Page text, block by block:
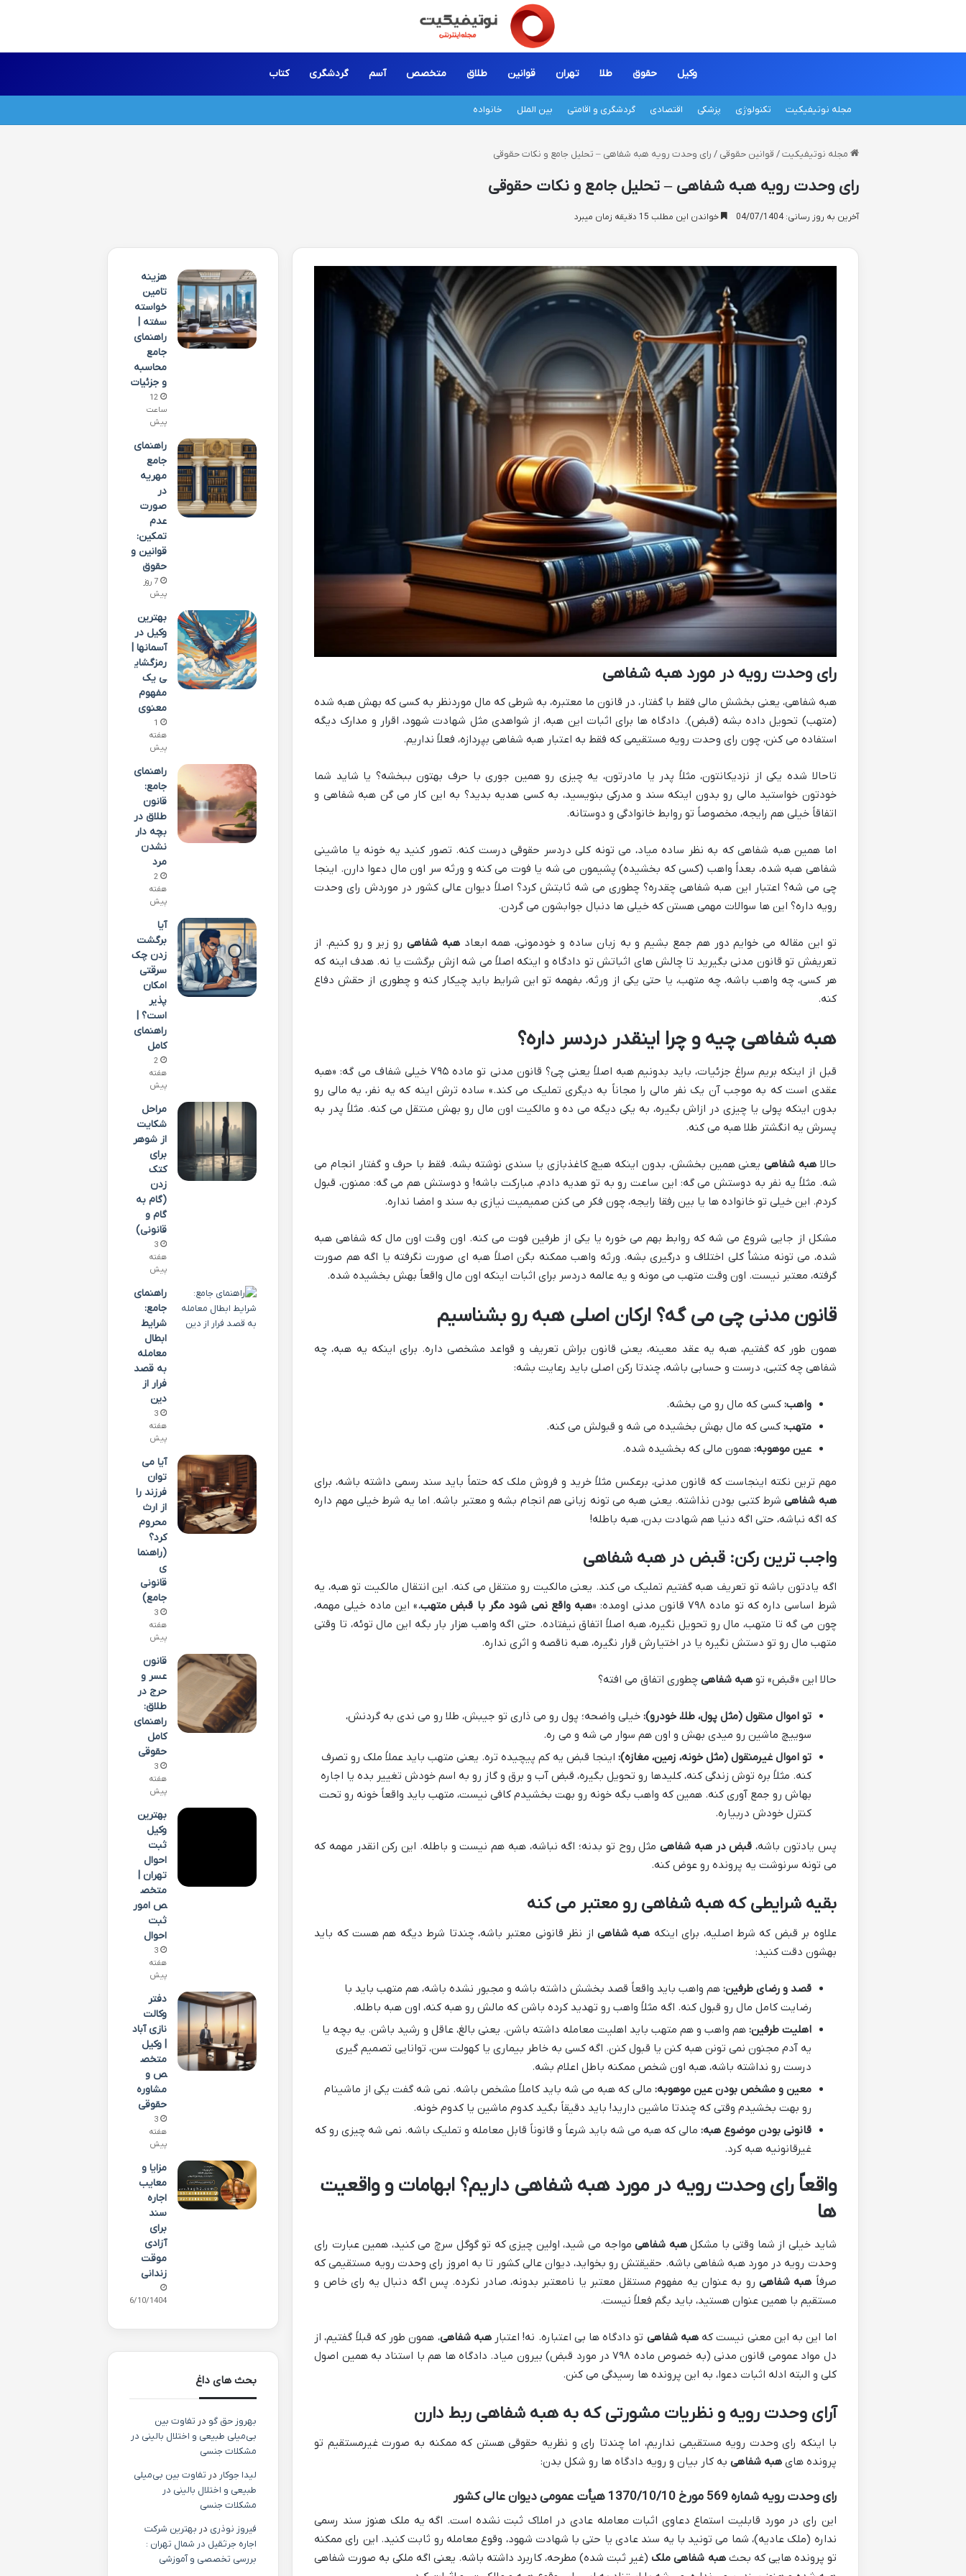
وکیل حقوق طلا تهران قوانین طلاق متخصص آسم گردشگری کتاب
مجله نوتیفیکیت تکنولوژی پزشکی اقتصادی گردشگری و اقامتی بین الملل خانواده
مجله نوتیفیکیت / قوانین حقوقی / رای وحدت رویه هبه شفاهی – تحلیل جامع و نکات حقوقی
رای وحدت رویه هبه شفاهی – تحلیل جامع و نکات حقوقی
آخرین به روز رسانی: 04/07/1404 خواندن این مطلب 15 دقیقه زمان میبرد
رای وحدت رویه در مورد هبه شفاهی
هبه شفاهی، یعنی بخشش مالی فقط با گفتار، در قانون ما معتبره، به شرطی که مال موردنظر به کسی که بهش هبه شده
(متهب) تحویل داده بشه (قبض). دادگاه ها برای اثبات این هبه، از شواهدی مثل شهادت شهود، اقرار و مدارک دیگه
استفاده می کنن، چون رای وحدت رویه مستقیمی که فقط به اعتبار هبه شفاهی بپردازه، فعلاً نداریم.
تاحالا شده یکی از نزدیکانتون، مثلاً پدر یا مادرتون، یه چیزی رو همین جوری با حرف بهتون ببخشه؟ یا شاید شما
خودتون خواستید مالی رو بدون اینکه سند و مدرکی بنویسید، به کسی هدیه بدید؟ به این کار می گن هبه شفاهی و
اتفاقاً خیلی هم رایجه، مخصوصاً تو روابط خانوادگی و دوستانه.
اما همین هبه شفاهی که به نظر ساده میاد، می تونه کلی دردسر حقوقی درست کنه. تصور کنید یه خونه یا ماشینی
شفاهی هبه شده، بعداً واهب (کسی که بخشیده) پشیمون می شه یا فوت می کنه و ورثه سر اون مال دعوا دارن. اینجا
چی می شه؟ اعتبار این هبه شفاهی چقدره؟ چطوری می شه ثابتش کرد؟ اصلاً دیوان عالی کشور در موردش رای وحدت
رویه داره؟ این ها سوالات مهمی هستن که خیلی ها دنبال جوابشون می گردن.
تو این مقاله می خوایم دور هم جمع بشیم و به زبان ساده و خودمونی، همه ابعادهبه شفاهیرو زیر و رو کنیم. از
تعریفش تو قانون مدنی بگیرید تا چالش های اثباتش تو دادگاه و اینکه اصلاً می شه ازش برگشت یا نه. هدف اینه که
هر کسی، چه واهب باشه، چه متهب، یا حتی یکی از ورثه، بفهمه تو این شرایط باید چیکار کنه و چطوری از حقش دفاع
کنه.
هبه شفاهی چیه و چرا اینقدر دردسر داره؟
قبل از اینکه بریم سراغ جزئیات، باید بدونیم هبه اصلاً یعنی چی؟ قانون مدنی تو ماده ۷۹۵ خیلی شفاف می گه: «هبه
عقدی است که به موجب آن یک نفر مالی را مجاناً به دیگری تملیک می کند.» ساده ترش اینه که یه نفر، یه مالی رو
بدون اینکه پولی یا چیزی در ازاش بگیره، به یکی دیگه می ده و مالکیت اون مال رو بهش منتقل می کنه. مثلاً پدر به
پسرش یه انگشتر طلا هبه می کنه.
حالاهبه شفاهییعنی همین بخشش، بدون اینکه هیچ کاغذبازی یا سندی نوشته بشه. فقط با حرف و گفتار انجام می
شه. مثلاً یه نفر به دوستش می گه: این ساعت رو به تو هدیه دادم، مبارکت باشه! و دوستش هم می گه: ممنون، قبول
کردم. این خیلی تو خانواده ها یا بین رفقا رایجه، چون فکر می کنن صمیمیت نیازی به سند و امضا نداره.
مشکل از جایی شروع می شه که روابط بهم می خوره یا یکی از طرفین فوت می کنه. اون وقت اون مال که شفاهی هبه
شده، می تونه منشأ کلی اختلاف و درگیری بشه. ورثه واهب ممکنه بگن اصلاً هبه ای صورت نگرفته یا اگه هم صورت
گرفته، معتبر نیست. اون وقت متهب می مونه و یه عالمه دردسر برای اثبات اینکه اون مال واقعاً بهش بخشیده شده.
قانون مدنی چی می گه؟ ارکان اصلی هبه رو بشناسیم
همون طور که گفتیم، هبه یه عقد معینه، یعنی قانون براش تعریف و قواعد مشخصی داره. برای اینکه یه هبه، چه
شفاهی چه کتبی، درست و حسابی باشه، چندتا رکن اصلی باید رعایت بشه:
واهب: کسی که مال رو می بخشه.
متهب: کسی که مال بهش بخشیده می شه و قبولش می کنه.
عین موهوبه: همون مالی که بخشیده شده.
مهم ترین نکته اینجاست که قانون مدنی، برعکس مثلاً خرید و فروش ملک که حتماً باید سند رسمی داشته باشه، برای
هبه شفاهیشرط کتبی بودن نذاشته. یعنی هبه می تونه زبانی هم انجام بشه و معتبر باشه. اما یه شرط خیلی مهم داره
که اگه نباشه، حتی اگه دنیا هم شهادت بدن، هبه باطله!
واجب ترین رکن: قبض در هبه شفاهی
اگه یادتون باشه تو تعریف هبه گفتیم تملیک می کند. یعنی مالکیت رو منتقل می کنه. این انتقال مالکیت تو هبه، یه
شرط اساسی داره که تو ماده ۷۹۸ قانون مدنی اومده: «
هبه واقع نمی شود مگر با قبض متهب.» این ماده خیلی مهمه،
چون می گه تا متهب، مال رو تحویل نگیره، هبه اصلاً اتفاق نیفتاده. حتی اگه واهب هزار بار بگه این مال توئه، تا وقتی
متهب مال رو تو دستش نگیره یا در اختیارش قرار نگیره، هبه ناقصه و اثری نداره.
حالا این «قبض» توهبه شفاهی چطوری اتفاق می افته؟
تو اموال منقول (مثل پول، طلا، خودرو): خیلی واضحه؛ پول رو می ذاری تو جیبش، طلا رو می ندی به گردنش،
سوییچ ماشین رو میدی بهش و اون هم سوار می شه و می ره.
تو اموال غیرمنقول (مثل خونه، زمین، مغازه): اینجا قبض یه کم پیچیده تره. یعنی متهب باید عملاً ملک رو تصرف
کنه. مثلاً بره توش زندگی کنه، کلیدها رو تحویل بگیره، قبض آب و برق و گاز رو به اسم خودش تغییر بده یا اجاره
بهاش رو جمع آوری کنه. همین که واهب بگه خونه رو بهت بخشیدم کافی نیست، متهب باید واقعاً خونه رو تحت
کنترل خودش دربیاره.
پس یادتون باشه، قبض در هبه شفاهیمثل روح تو بدنه؛ اگه نباشه، هبه هم نیست و باطله. این رکن انقدر مهمه که
می تونه سرنوشت یه پرونده رو عوض کنه.
بقیه شرایطی که هبه شفاهی رو معتبر می کنه
علاوه بر قبض که شرط اصلیه، برای اینکه هبه شفاهی از نظر قانونی معتبر باشه، چندتا شرط دیگه هم هست که باید
بهشون دقت کنید:
قصد و رضای طرفین: هم واهب باید واقعاً قصد بخشش داشته باشه و مجبور نشده باشه، هم متهب باید با
رضایت کامل مال رو قبول کنه. اگه مثلاً واهب رو تهدید کرده باشن که مالش رو هبه کنه، اون هبه باطله.
اهلیت طرفین: هم واهب و هم متهب باید اهلیت معامله داشته باشن. یعنی بالغ، عاقل و رشید باشن. یه بچه یا
یه آدم مجنون نمی تونن هبه کنن یا قبول کنن. اگه کسی به خاطر بیماری یا کهولت سن، توانایی تصمیم گیری
درست رو نداشته باشه، هبه اون شخص ممکنه باطل اعلام بشه.
معین و مشخص بودن عین موهوبه: مالی که هبه می شه باید کاملاً مشخص باشه. نمی شه گفت یکی از ماشینام
رو بهت بخشیدم وقتی که چندتا ماشین دارید! باید دقیقاً بگید کدوم ماشین یا کدوم خونه.
قانونی بودن موضوع هبه: مالی که هبه می شه باید شرعاً و قانوناً قابل معامله و تملیک باشه. نمی شه چیزی رو که
غیرقانونیه هبه کرد.
واقعاً رای وحدت رویه در مورد هبه شفاهی داریم؟ ابهامات و واقعیت
ها
شاید خیلی از شما وقتی با مشکلهبه شفاهیمواجه می شید، اولین چیزی که تو گوگل سرچ می کنید، همین عبارت رای
وحدت رویه در مورد هبه شفاهی باشه. حقیقتش رو بخواید، دیوان عالی کشور تا به امروز رای وحدت رویه مستقیمی که
صرفاً هبه شفاهی رو به عنوان یه مفهوم مستقل معتبر یا نامعتبر بدونه، صادر نکرده. پس اگه دنبال یه رای خاص و
مستقیم با همین عنوان هستید، باید بگم فعلاً نیست.
اما این به این معنی نیست کههبه شفاهی تو دادگاه ها بی اعتباره. نه! اعتبارهبه شفاهی، همون طور که قبلاً گفتیم، از
دل مواد عمومی قانون مدنی (به خصوص ماده ۷۹۸ در مورد قبض) بیرون میاد. دادگاه ها هم با استناد به همین اصول
کلی و البته ادله اثبات دعوا، به این پرونده ها رسیدگی می کنن.
آرای وحدت رویه و نظریات مشورتی که به هبه شفاهی ربط دارن
با اینکه رای وحدت رویه مستقیمی نداریم، اما چندتا رای و نظریه حقوقی هستن که ممکنه به صورت غیرمستقیم تو
پرونده هایهبه شفاهی به کار بیان و رویه دادگاه ها رو شکل بدن:
رای وحدت رویه شماره 569 مورخ 1370/10/10 هیأت عمومی دیوان عالی کشور
این رای در مورد قابلیت استماع دعاوی اثبات معامله عادی در املاک ثبت نشده است. اگه یه ملک هنوز سند رسمی
نداره (ملک عادیه)، شما می تونید با یه سند عادی یا حتی با شهادت شهود، وقوع معامله رو ثابت کنید. این رای ممکنه
تو پرونده هایی که بحثهبه شفاهی ملک (غیر ثبت شده) مطرحه، کاربرد داشته باشه. یعنی اگه ملکی به صورت شفاهی
هزینه
تامین
خواسته
سفته |
راهنمای
جامع
محاسبه
و جزئیات
12
ساعت
پیش
راهنمای
جامع
مهریه
در
صورت
عدم
تمکین:
قوانین و
حقوق
7 روز
پیش
بهترین
وکیل در
آسمانها |
رمزگشای
ی یک
مفهوم
معنوی
1
هفته
پیش
راهنمای
جامع:
قانون
طلاق در
بچه دار
نشدن
مرد
2
هفته
پیش
آیا
برگشت
زدن چک
سرقتی
امکان
پذیر
است؟ |
راهنمای
کامل
2
هفته
پیش
مراحل
شکایت
از شوهر
برای
کتک
زدن
(گام به
گام و
قانونی)
3
هفته
پیش
راهنمای
جامع:
شرایط
ابطال
معامله
به قصد
فرار از
دین
3
هفته
پیش
آیا می
توان
فرزند را
از ارث
محروم
کرد؟
(راهنما
ی
قانونی
جامع)
3
هفته
پیش
قانون
عسر و
حرج در
طلاق:
راهنمای
کامل
حقوقی
3
هفته
پیش
بهترین
وکیل
ثبت
احوال
تهران |
متخص
ص امور
ثبت
احوال
3
هفته
پیش
دفتر
وکالت
نازی آباد
| وکیل
متخص
ص و
مشاوره
حقوقی
3
هفته
پیش
مزایا و
معایب
اجاره
سند
برای
آزادی
موقت
زندانی
06/10/1404
بحث های داغ
بهروز حق گو در تفاوت بین
بی‌میلی طبیعی و اختلال بالینی در
مشکلات جنسی
لیدا جوکار در تفاوت بین بی‌میلی
طبیعی و اختلال بالینی در
مشکلات جنسی
فیروز نوذری در بهترین شرکت
اجاره جرثقیل در شمال تهران :
بررسی تخصصی و آموزشی